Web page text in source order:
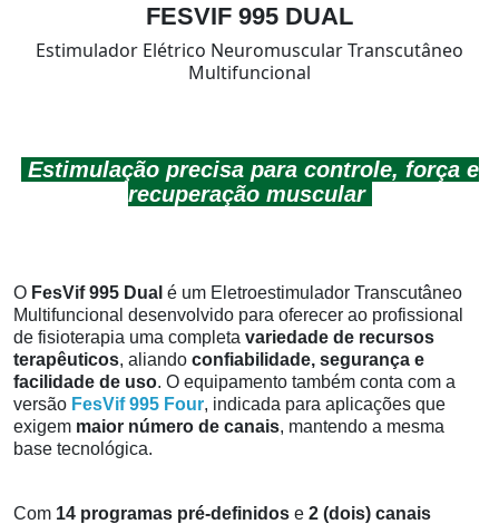
FESVIF 995 DUAL
Estimulador Elétrico Neuromuscular Transcutâneo
Multifuncional
Estimulação precisa para controle, força e
recuperação muscular
O FesVif 995 Dual é um Eletroestimulador Transcutâneo
Multifuncional desenvolvido para oferecer ao profissional
de fisioterapia uma completa variedade de recursos
terapêuticos, aliando confiabilidade, segurança e
facilidade de uso. O equipamento também conta com a
versão FesVif 995 Four, indicada para aplicações que
exigem maior número de canais, mantendo a mesma
base tecnológica.
Com 14 programas pré-definidos e 2 (dois) canais